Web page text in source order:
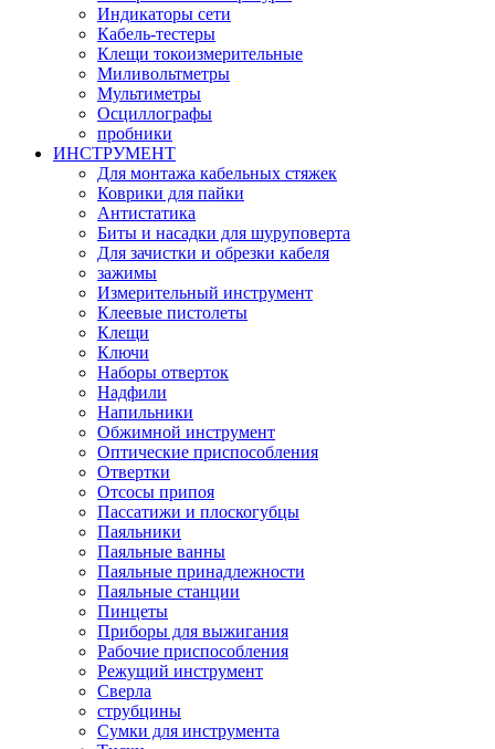
Индикаторы сети
Кабель-тестеры
Клещи токоизмерительные
Миливольтметры
Мультиметры
Осциллографы
пробники
ИНСТРУМЕНТ
Для монтажа кабельных стяжек
Коврики для пайки
Антистатика
Биты и насадки для шуруповерта
Для зачистки и обрезки кабеля
зажимы
Измерительный инструмент
Клеевые пистолеты
Клещи
Ключи
Наборы отверток
Надфили
Напильники
Обжимной инструмент
Оптические приспособления
Отвертки
Отсосы припоя
Пассатижи и плоскогубцы
Паяльники
Паяльные ванны
Паяльные принадлежности
Паяльные станции
Пинцеты
Приборы для выжигания
Рабочие приспособления
Режущий инструмент
Сверла
струбцины
Сумки для инструмента